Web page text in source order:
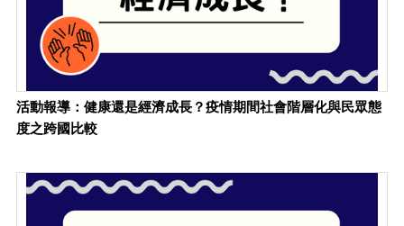
活動報導：健康還是經濟成長？疫情期間社會階層化與民眾態
度之跨國比較